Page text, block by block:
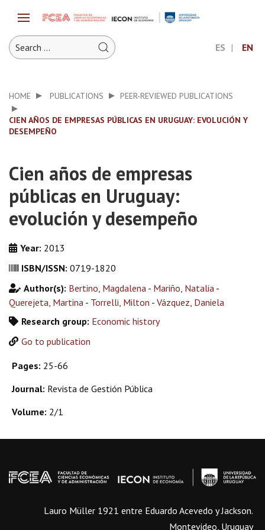
ES EN
HOME PUBLICATIONS PEER-REVIEWED PUBLICATIONS
CIEN AÑOS DE EMPRESAS PÚBLICAS EN URUGUAY: EVOLUCIÓN Y
DESEMPEÑO
Cien años de empresas
públicas en Uruguay:
evolución y desempeño
Year: 2013
ISBN/ISSN: 0719-1820
Author(s): Bertino, Magdalena - Mariño, Natalia -
Querejeta, Martina - Torrelli, Milton - Vázquez, Daniela
Research group: Economic history
Go to publication
Pages: 25-66
Journal: Revista de Gestión Pública
Volume: 2/1
Lauro Müller 1921 entre Eduardo Acevedo y Jackson.
Montevideo, Uruguay